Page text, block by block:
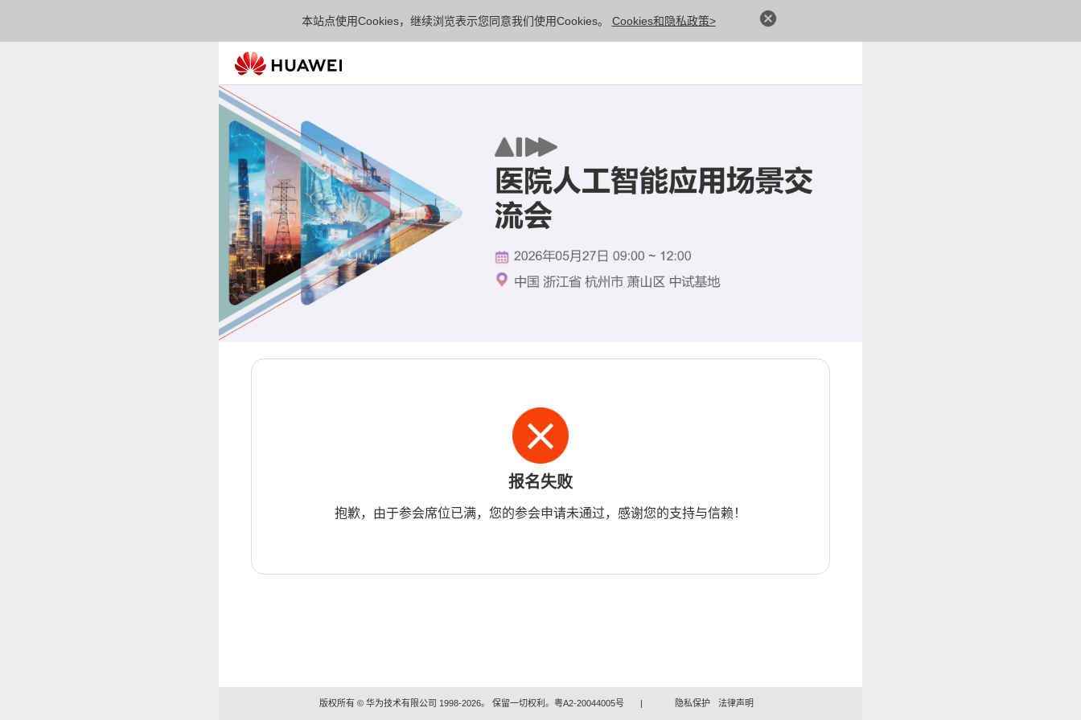
本站点使用Cookies，继续浏览表示您同意我们使用Cookies。 Cookies和隐私政策>
报名失败
抱歉，由于参会席位已满，您的参会申请未通过，感谢您的支持与信赖！
版权所有 © 华为技术有限公司 1998-2026。 保留一切权利。粤A2-20044005号 | 隐私保护 法律声明